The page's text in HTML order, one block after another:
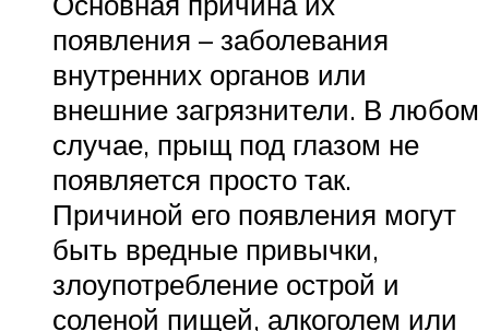
появления – заболевания
внутренних органов или
внешние загрязнители. В любом
случае, прыщ под глазом не
появляется просто так.
Причиной его появления могут
быть вредные привычки,
злоупотребление острой и
соленой пищей, алкоголем или